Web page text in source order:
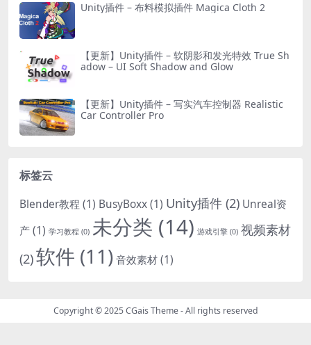
Unity插件 – 布料模拟插件 Magica Cloth 2
【更新】Unity插件 – 软阴影和发光特效 True Sh
adow – UI Soft Shadow and Glow
【更新】Unity插件 – 写实汽车控制器 Realistic
Car Controller Pro
标签云
Blender教程 (1) BusyBoxx(1) Unity插件 (2) Unreal资
产(1) 学习教程 (0) 未分类 (14) 游戏引擎 (0) 视频素材
(2)软件 (11)音效素材(1)
Copyright © 2025CGais Theme- All rights reserved